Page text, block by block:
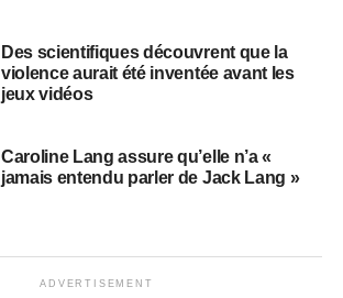
Des scientifiques découvrent que la
violence aurait été inventée avant les
jeux vidéos
Caroline Lang assure qu’elle n’a «
jamais entendu parler de Jack Lang »
ADVERTISEMENT